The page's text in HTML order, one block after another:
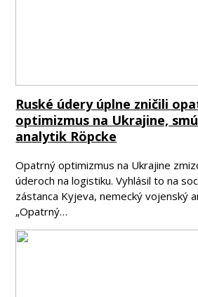
Ruské údery úplne zničili
optimizmus na Ukrajine,
analytik Röpcke
Opatrný optimizmus na Ukrajine
úderoch na logistiku. Vyhlásil to na
zástanca Kyjeva, nemecký vojenský
„Opatrný…